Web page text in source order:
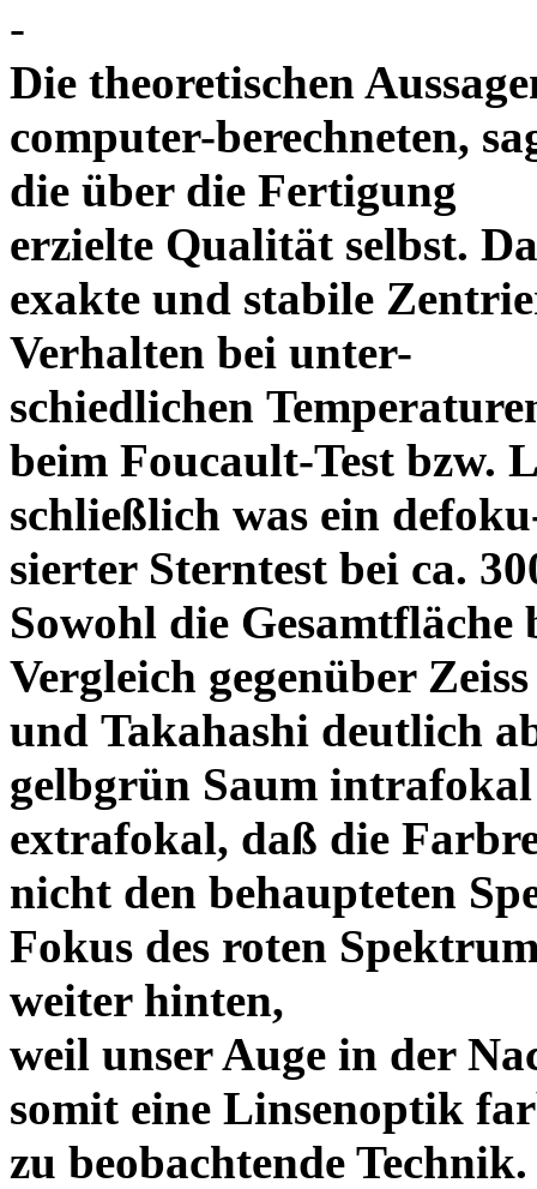
-
Die theoretischen
computer-berechneten,
die über die Fertigung
erzielte Qualität selbst.
exakte und stabile
Verhalten bei unter-
schiedlichen
beim Foucault-Test bzw.
schließlich was ein
sierter Sterntest bei ca.
Sowohl die
Vergleich gegenüber Zeiss
und Takahashi deutlich
gelbgrün Saum
extrafokal, daß die
nicht den behaupteten
Fokus des roten
weiter hinten,
weil unser Auge in der
somit eine Linsenoptik
zu beobachtende